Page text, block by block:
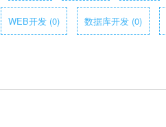
WEB开发 (0) 数据库开发 (0)